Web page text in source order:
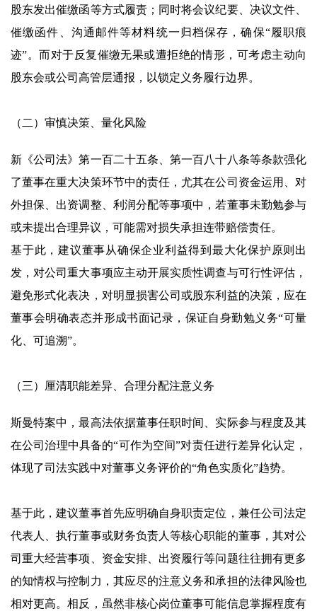
股东发出催缴函等方式履责；同时将会议纪要、决议文件、
催缴函件、沟通邮件等材料统一归档保存，确保“履职痕
迹”。而对于反复催缴无果或遭拒绝的情形，可考虑主动向
股东会或公司高管层通报，以锁定义务履行边界。
（二）审慎决策、量化风险
新《公司法》第一百二十五条、第一百八十八条等条款强化
了董事在重大决策环节中的责任，尤其在公司资金运用、对
外担保、出资调整、利润分配等事项中，若董事未勤勉参与
或未提出合理异议，可能需对损失承担连带赔偿责任。
基于此，建议董事从确保企业利益得到最大化保护原则出
发，对公司重大事项应主动开展实质性调查与可行性评估，
避免形式化表决，对明显损害公司或股东利益的决策，应在
董事会明确表态并形成书面记录，保证自身勤勉义务“可量
化、可追溯”。
（三）厘清职能差异、合理分配注意义务
斯曼特案中，最高法依据董事任职时间、实际参与程度及其
在公司治理中具备的“可作为空间”对责任进行差异化认定，
体现了司法实践中对董事义务评价的“角色实质化”趋势。
基于此，建议董事首先应明确自身职责定位，兼任公司法定
代表人、执行董事或财务负责人等核心职能的董事，其对公
司重大经营事项、资金安排、出资履行等问题往往拥有更多
的知情权与控制力，其应尽的注意义务和承担的法律风险也
相对更高。相反，虽然非核心岗位董事可能信息掌握程度有